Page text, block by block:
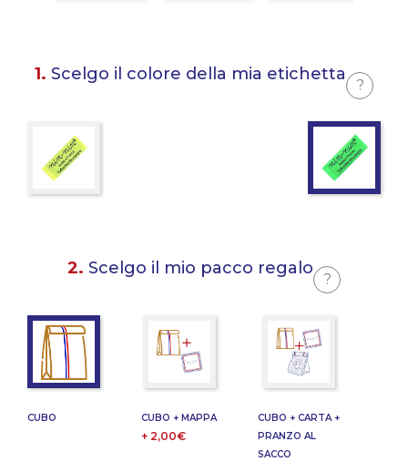
1. Scelgo il colore della mia etichetta
?
2. Scelgo il mio pacco regalo
?
CUBO CUBO + MAPPA
+ 2,00€
CUBO + CARTA +
PRANZO AL
SACCO